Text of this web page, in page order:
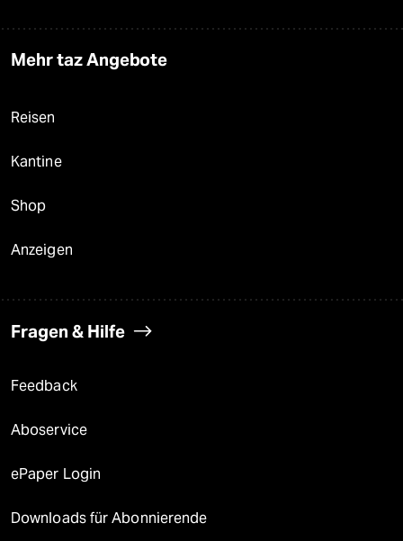
Mehr taz Angebote
Reisen
Kantine
Shop
Anzeigen
Fragen & Hilfe
Feedback
Aboservice
ePaper Login
Downloads für Abonnierende